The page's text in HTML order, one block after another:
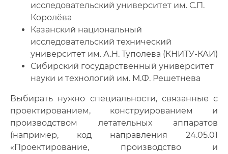
исследовательский университет им. С.П.
Королёва
Казанский национальный
исследовательский технический
университет им. А.Н. Туполева (КНИТУ-КАИ)
Сибирский государственный университет
науки и технологий им. М.Ф. Решетнева
Выбирать нужно специальности, связанные с
проектированием, конструированием и
производством летательных аппаратов
(например, код направления 24.05.01
«Проектирование, производство и